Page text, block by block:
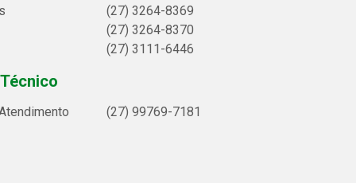
(27) 3264-8369
(27) 3264-8370
(27) 3111-6446
(27) 99769-7181